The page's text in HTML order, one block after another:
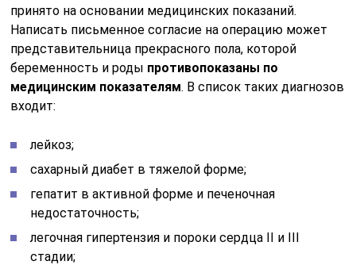
принято на основании медицинских показаний.
Написать письменное согласие на операцию может
представительница прекрасного пола, которой
беременность и роды противопоказаны по
медицинским показателям. В список таких диагнозов
входит:
лейкоз;
сахарный диабет в тяжелой форме;
гепатит в активной форме и печеночная
недостаточность;
легочная гипертензия и пороки сердца II и III
стадии;